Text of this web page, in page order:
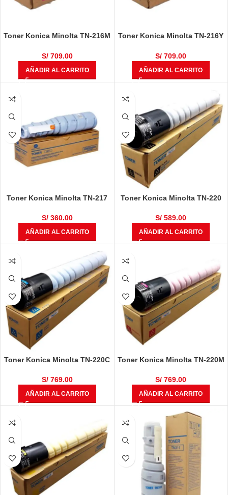
Toner Konica Minolta TN-216M
C360
S/709.00
AÑADIR AL CARRITO
Toner Konica Minolta TN-216Y
C360
S/ 709.00
AÑADIR AL CARRITO
Toner Konica Minolta TN-217
423, 7828
S/360.00
AÑADIR AL CARRITO
Toner Konica Minolta TN-220
C281, C223, C283
S/ 589.00
AÑADIR AL CARRITO
Toner Konica Minolta TN-220C
C281, C223, C283
S/769.00
AÑADIR AL CARRITO
Toner Konica Minolta TN-220M
C281, C223, C283
S/ 769.00
AÑADIR AL CARRITO